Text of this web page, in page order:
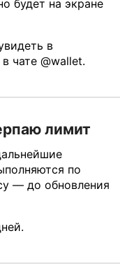
будет на экране
в
чате @wallet.
лимит
по
— до обновления